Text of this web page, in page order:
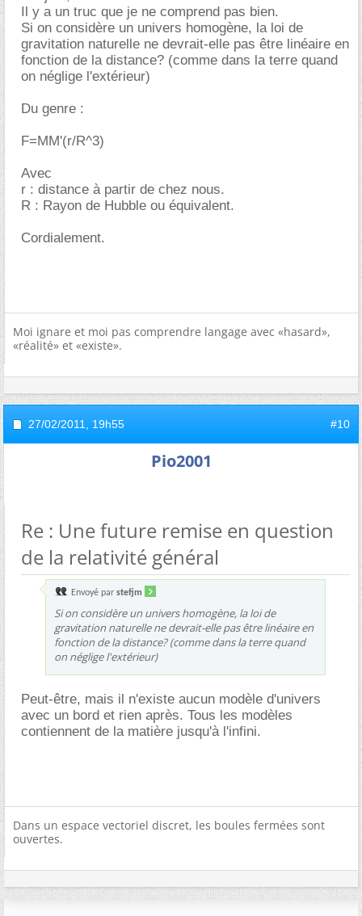
Il y a un truc que je ne comprend pas bien.
Si on considère un univers homogène, la loi de
gravitation naturelle ne devrait-elle pas être linéaire en
fonction de la distance? (comme dans la terre quand
on néglige l'extérieur)
Du genre :
F=MM'(r/R^3)
Avec
r : distance à partir de chez nous.
R : Rayon de Hubble ou équivalent.
Cordialement.
Moi ignare et moi pas comprendre langage avec «hasard»,
«réalité» et «existe».
27/02/2011, 19h55 #10
Pio2001
Re : Une future remise en question
de la relativité général
Envoyé par stefjm
Si on considère un univers homogène, la loi de
gravitation naturelle ne devrait-elle pas être linéaire en
fonction de la distance? (comme dans la terre quand
on néglige l'extérieur)
Peut-être, mais il n'existe aucun modèle d'univers
avec un bord et rien après. Tous les modèles
contiennent de la matière jusqu'à l'infini.
Dans un espace vectoriel discret, les boules fermées sont
ouvertes.